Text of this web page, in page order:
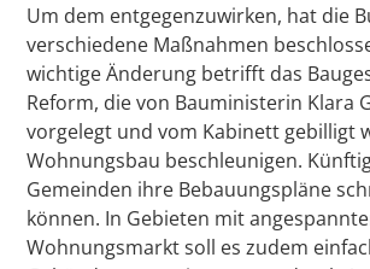
Um dem entgegenzuwirken, hat die
verschiedene Maßnahmen
wichtige Änderung betrifft das
Reform, die von Bauministerin Klara
vorgelegt und vom Kabinett gebilligt
Wohnungsbau beschleunigen.
Gemeinden ihre Bebauungspläne
können. In Gebieten mit
Wohnungsmarkt soll es zudem